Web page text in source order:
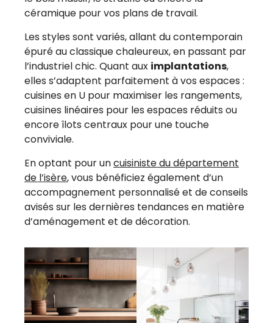
céramique pour vos plans de travail.
Les styles sont variés, allant du contemporain
épuré au classique chaleureux, en passant par
l’industriel chic. Quant aux implantations,
elles s’adaptent parfaitement à vos espaces :
cuisines en U pour maximiser les rangements,
cuisines linéaires pour les espaces réduits ou
encore îlots centraux pour une touche
conviviale.
En optant pour uncuisiniste du département
de l’isère, vous bénéficiez également d’un
accompagnement personnalisé et de conseils
avisés sur les dernières tendances en matière
d’aménagement et de décoration.